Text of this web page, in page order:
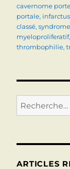
cavernome
portale,
classé,
myeloproliferatif
thrombophilie,
Recherche
pour :
ARTICLES